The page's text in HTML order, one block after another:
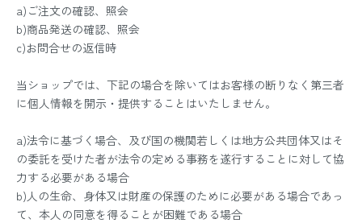
a)ご注文の確認、照会
b)商品発送の確認、照会
c)お問合せの返信時
当ショップでは、下記の場合を除いてはお客様の断りなく第三者
に個人情報を開示・提供することはいたしません。
a)法令に基づく場合、及び国の機関若しくは地方公共団体又はそ
の委託を受けた者が法令の定める事務を遂行することに対して協
力する必要がある場合
b)人の生命、身体又は財産の保護のために必要がある場合であっ
て、本人の同意を得ることが困難である場合